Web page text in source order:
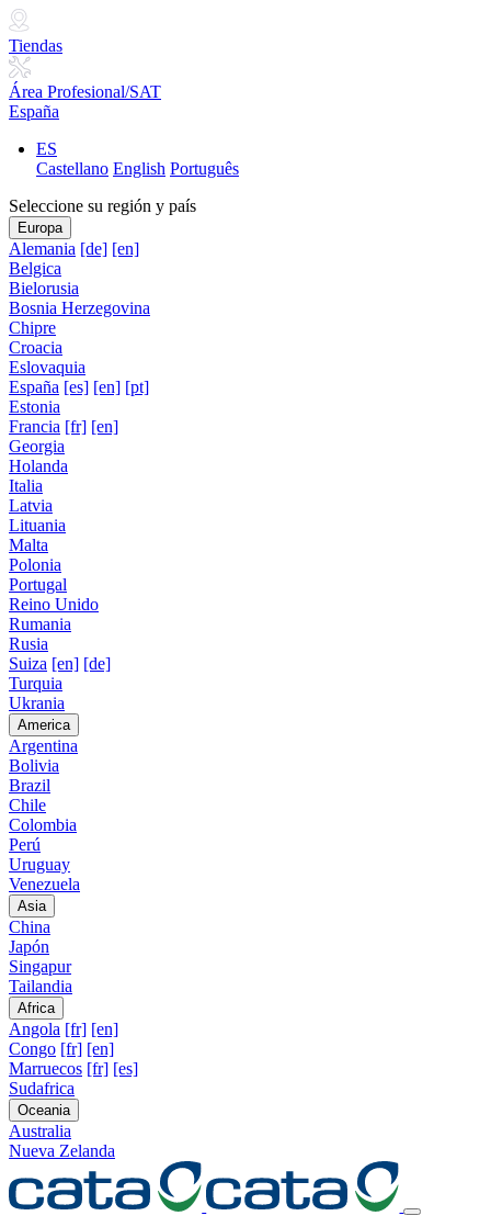
Tiendas
Área Profesional/SAT
España
ES
Castellano English Português
Seleccione su región y país
Europa
Alemania [de] [en]
Belgica
Bielorusia
Bosnia Herzegovina
Chipre
Croacia
Eslovaquia
España [es] [en] [pt]
Estonia
Francia [fr] [en]
Georgia
Holanda
Italia
Latvia
Lituania
Malta
Polonia
Portugal
Reino Unido
Rumania
Rusia
Suiza [en] [de]
Turquia
Ukrania
America
Argentina
Bolivia
Brazil
Chile
Colombia
Perú
Uruguay
Venezuela
Asia
China
Japón
Singapur
Tailandia
Africa
Angola [fr] [en]
Congo [fr] [en]
Marruecos [fr] [es]
Sudafrica
Oceania
Australia
Nueva Zelanda